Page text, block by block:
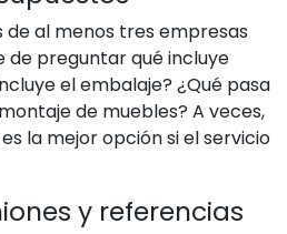
de al menos tres empresas
de preguntar qué incluye
el embalaje? ¿Qué pasa
de muebles? A veces,
la mejor opción si el servicio
y referencias